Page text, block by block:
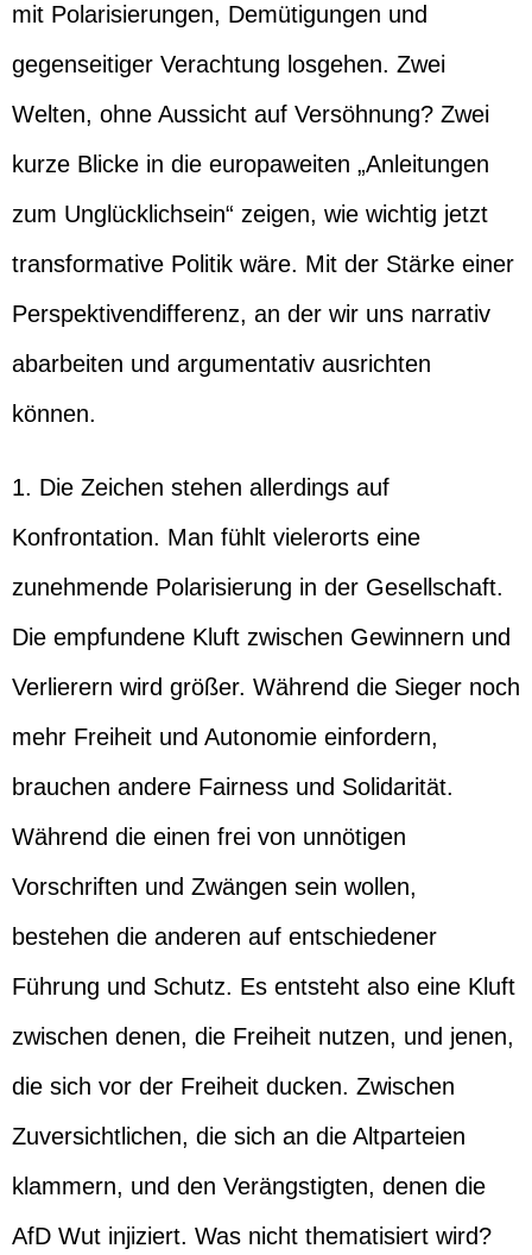
mit Polarisierungen, Demütigungen und
gegenseitiger Verachtung losgehen. Zwei
Welten, ohne Aussicht auf Versöhnung? Zwei
kurze Blicke in die europaweiten „Anleitungen
zum Unglücklichsein“ zeigen, wie wichtig jetzt
transformative Politik wäre. Mit der Stärke einer
Perspektivendifferenz, an der wir uns narrativ
abarbeiten und argumentativ ausrichten
können.
1. Die Zeichen stehen allerdings auf
Konfrontation. Man fühlt vielerorts eine
zunehmende Polarisierung in der Gesellschaft.
Die empfundene Kluft zwischen Gewinnern und
Verlierern wird größer. Während die Sieger noch
mehr Freiheit und Autonomie einfordern,
brauchen andere Fairness und Solidarität.
Während die einen frei von unnötigen
Vorschriften und Zwängen sein wollen,
bestehen die anderen auf entschiedener
Führung und Schutz. Es entsteht also eine Kluft
zwischen denen, die Freiheit nutzen, und jenen,
die sich vor der Freiheit ducken. Zwischen
Zuversichtlichen, die sich an die Altparteien
klammern, und den Verängstigten, denen die
AfD Wut injiziert. Was nicht thematisiert wird?